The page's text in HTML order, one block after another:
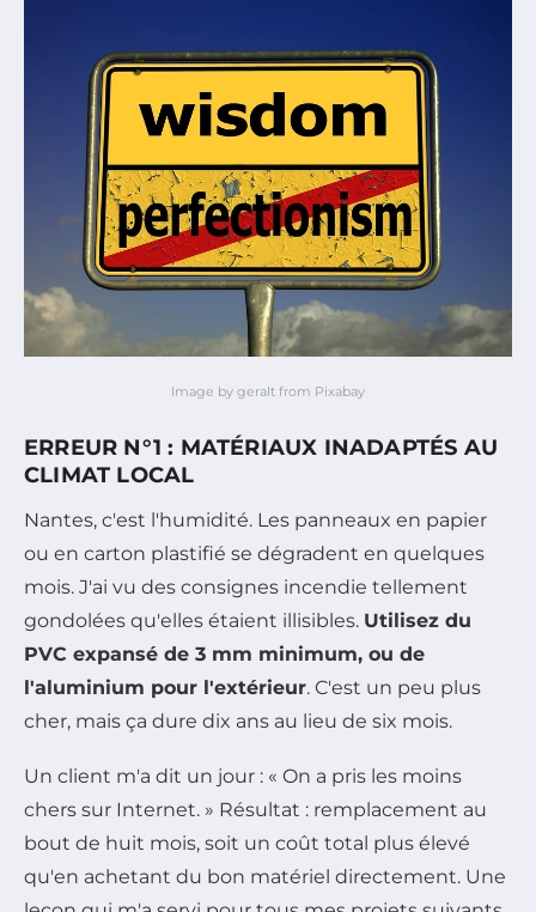
Image by geralt from Pixabay
ERREUR N°1 : MATÉRIAUX INADAPTÉS AU
CLIMAT LOCAL
Nantes, c'est l'humidité. Les panneaux en papier
ou en carton plastifié se dégradent en quelques
mois. J'ai vu des consignes incendie tellement
gondolées qu'elles étaient illisibles. Utilisez du
PVC expansé de 3 mm minimum, ou de
l'aluminium pour l'extérieur. C'est un peu plus
cher, mais ça dure dix ans au lieu de six mois.
Un client m'a dit un jour : « On a pris les moins
chers sur Internet. » Résultat : remplacement au
bout de huit mois, soit un coût total plus élevé
qu'en achetant du bon matériel directement. Une